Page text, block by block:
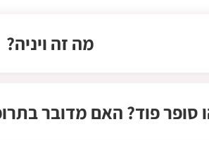
מה זה ויניה?
סופר פוד? האם מדובר